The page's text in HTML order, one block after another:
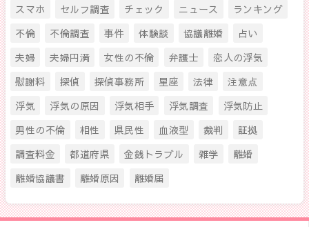
スマホ
セルフ調査 チェック ニュース
ランキング
不倫
不倫調査 事件 体験談 協議離婚
占い
夫婦
夫婦円満 女性の不倫 弁護士
恋人の浮気
慰謝料
探偵 探偵事務所 星座 法律
注意点
浮気
浮気の原因 浮気相手 浮気調査
浮気防止
男性の不倫
相性 県民性 血液型 裁判
証拠
調査料金
都道府県 金銭トラブル 雑学
離婚
離婚協議書
離婚原因 離婚届